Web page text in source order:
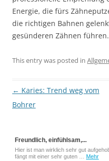
Energie, die fürs
die richtigen Bahnen
gesünderen Zähnen führen.
This entry was posted in
Post
navigation
← Karies: Trend weg vom
Bohrer
Freundlich, einfühlsam,...
Hier ist man wirklich sehr gut
fängt mit einer sehr guten … Mehr